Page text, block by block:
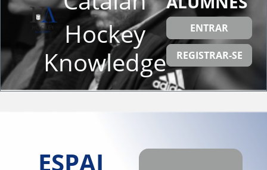
Hockey
Knowledge
ENTRAR
REGISTRAR-SE
ESPAI